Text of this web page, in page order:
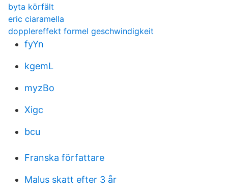
byta körfält
eric ciaramella
dopplereffekt formel geschwindigkeit
fyYn
kgemL
myzBo
Xigc
bcu
Franska författare
Malus skatt efter 3 år